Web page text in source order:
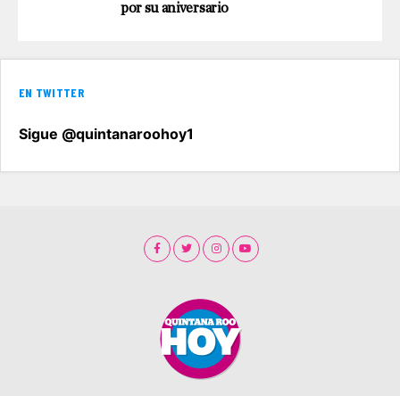
por su aniversario
EN TWITTER
Sigue @quintanaroohoy1